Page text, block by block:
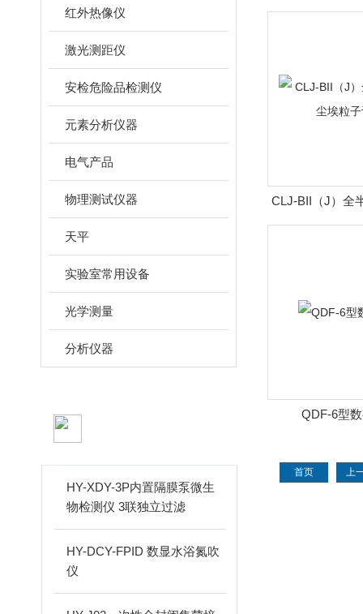
红外热像仪
激光测距仪
安检危险品检测仪
元素分析仪器
电气产品
物理测试仪器
天平
实验室常用设备
光学测量
分析仪器
HY-XDY-3P内置隔膜泵微生
物检测仪 3联独立过滤
HY-DCY-FPID 数显水浴氮吹
仪
CLJ-BII（J）全
粒子
QDF-6型
首页 上